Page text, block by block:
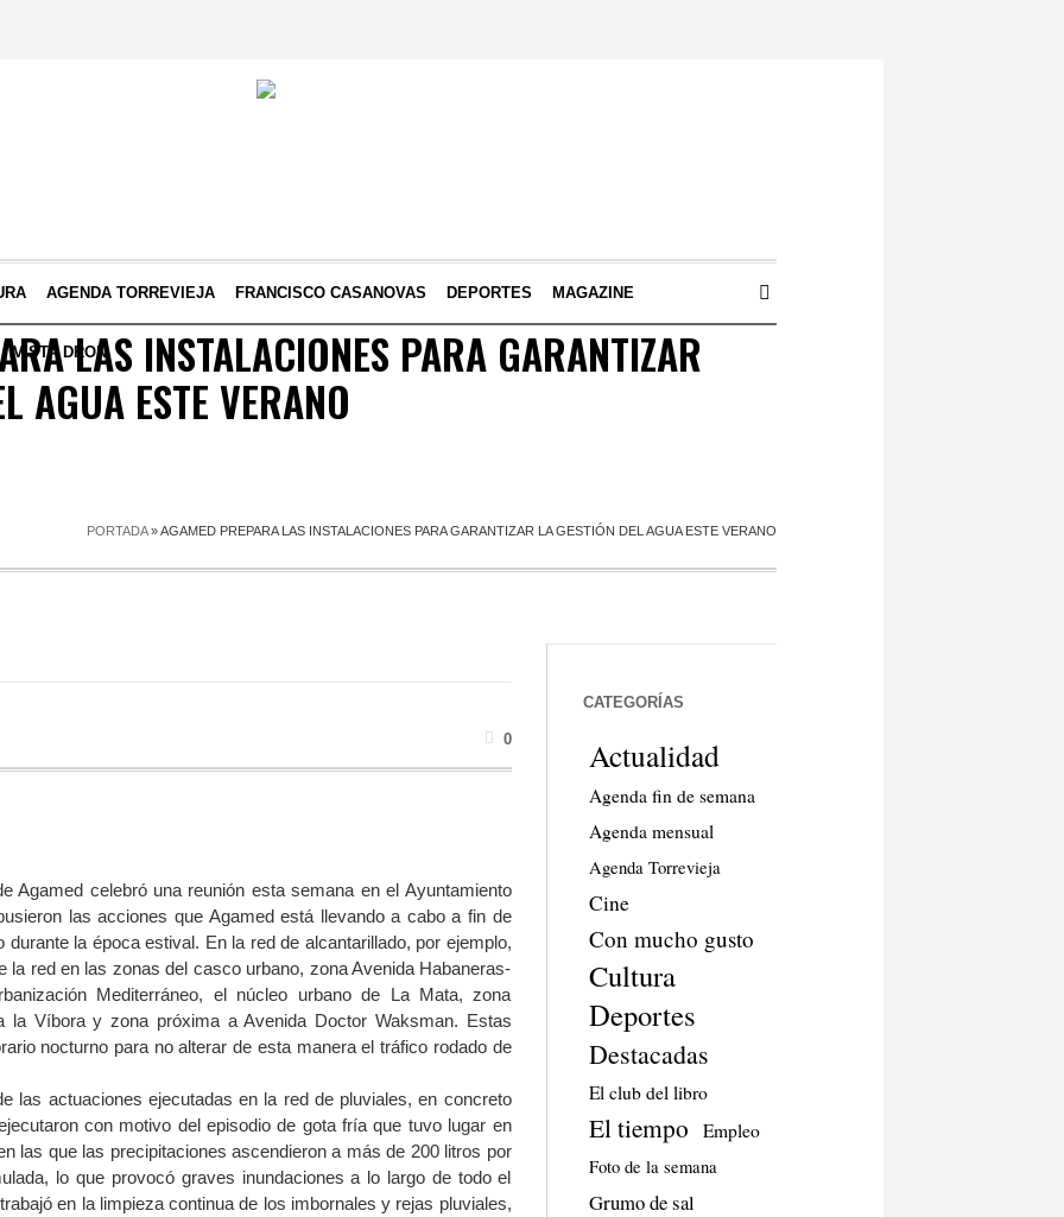
AGENDA TORREVIEJA FRANCISCO CASANOVAS DEPORTES MAGAZINE
VISTA DRONLAS INSTALACIONES PARA GARANTIZAR
AGUA ESTE VERANO
PORTADA»AGAMED PREPARA LAS INSTALACIONES PARA GARANTIZAR LA GESTIÓN DEL AGUA ESTE VERANO
0
Agamed celebró una reunión esta semana en el Ayuntamiento
las acciones que Agamed está llevando a cabo a fin de
la época estival. En la red de alcantarillado, por ejemplo,
la red en las zonas del casco urbano, zona Avenida Habaneras-
Mediterráneo, el núcleo urbano de La Mata, zona
la Víbora y zona próxima a Avenida Doctor Waksman. Estas
nocturno para no alterar de esta manera el tráfico rodado de
las actuaciones ejecutadas en la red de pluviales, en concreto
con motivo del episodio de gota fría que tuvo lugar en
las que las precipitaciones ascendieron a más de 200 litros por
lo que provocó graves inundaciones a lo largo de todo el
en la limpieza continua de los imbornales y rejas pluviales,
CATEGORÍAS
Actualidad
Agenda fin de semana
Agenda mensual
Agenda Torrevieja
Cine
Con mucho gusto
Cultura
Deportes
Destacadas
El club del libro
El tiempo Empleo
Foto de la semana
Grumo de sal